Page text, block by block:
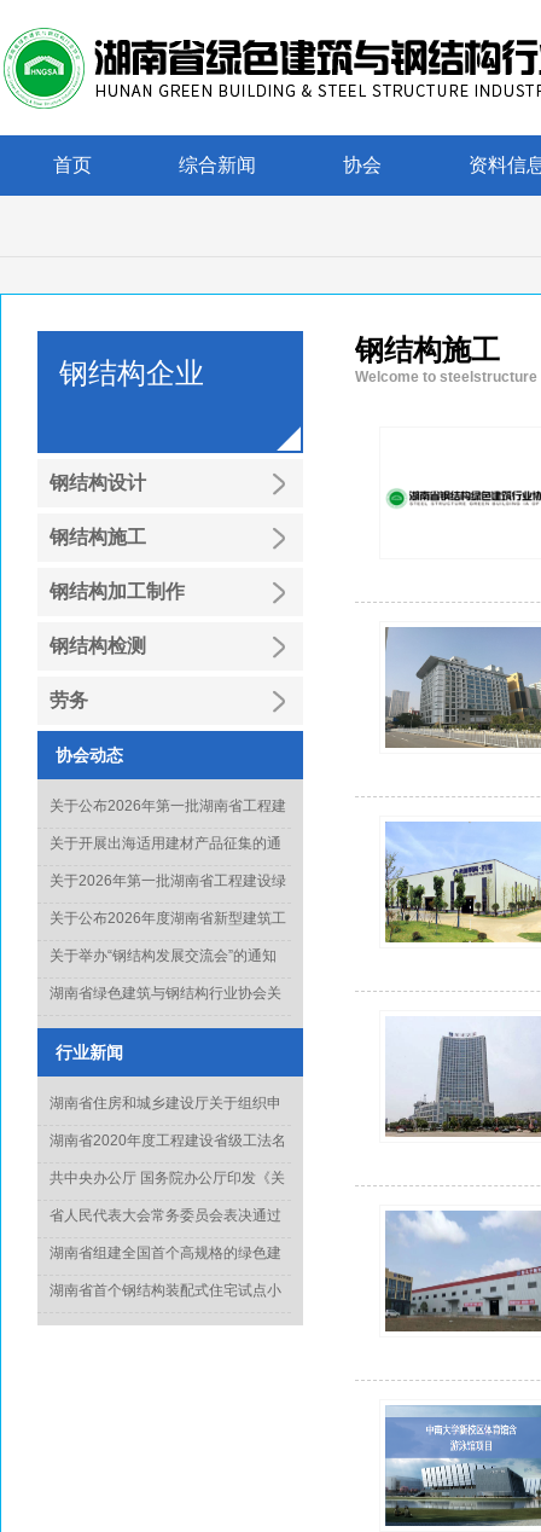
首页 综合新闻 协会 资料信
钢结构企业
钢结构设计
钢结构施工
钢结构加工制作
钢结构检测
劳务
协会动态
关于公布2026年第一批湖南省工程建
设绿色建造行业工法名单的通知
关于开展出海适用建材产品征集的通
知
关于2026年第一批湖南省工程建设绿
色建造行业工法通过名单的公示
关于公布2026年度湖南省新型建筑工
业化项目、技术和产品推广目录库人
关于举办“钢结构发展交流会”的通知
湖南省绿色建筑与钢结构行业协会关
准》起草单位的通知
行业新闻
湖南省住房和城乡建设厅关于组织申
报2022年度科学技术计划项目的通知
湖南省2020年度工程建设省级工法名
单正式出炉
共中央办公厅 国务院办公厅印发《关
于推动城乡建设绿色发展的意见》
省人民代表大会常务委员会表决通过
《湖南省绿色建筑发展条例》
湖南省组建全国首个高规格的绿色建
造专家委员会
湖南省首个钢结构装配式住宅试点小
钢结构施工
Welcome to